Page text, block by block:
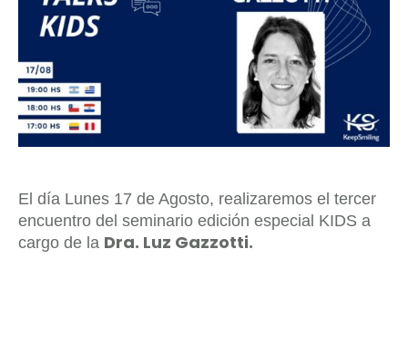
El día Lunes 17 de Agosto, realizaremos el tercer
encuentro del seminario edición especial KIDS a
cargo de la Dra. Luz Gazzotti.